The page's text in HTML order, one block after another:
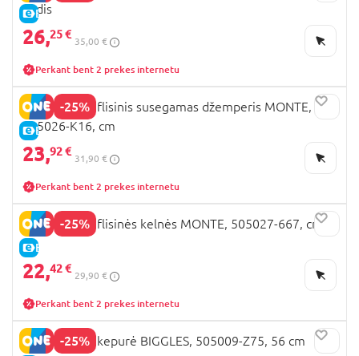
E-KAINA
dydis
26,25 €
35,00 €
Perkant bent 2 prekes internetu
-25%
E-KAINA
DIDRIKSONS flisinis susegamas džemperis MONTE,
505026-K16, cm
23,92 €
31,90 €
Perkant bent 2 prekes internetu
-25%
E-KAINA
DIDRIKSONS flisinės kelnės MONTE, 505027-667, cm
22,42 €
29,90 €
Perkant bent 2 prekes internetu
-25%
DIDRIKSONS kepurė BIGGLES, 505009-Z75, 56 cm